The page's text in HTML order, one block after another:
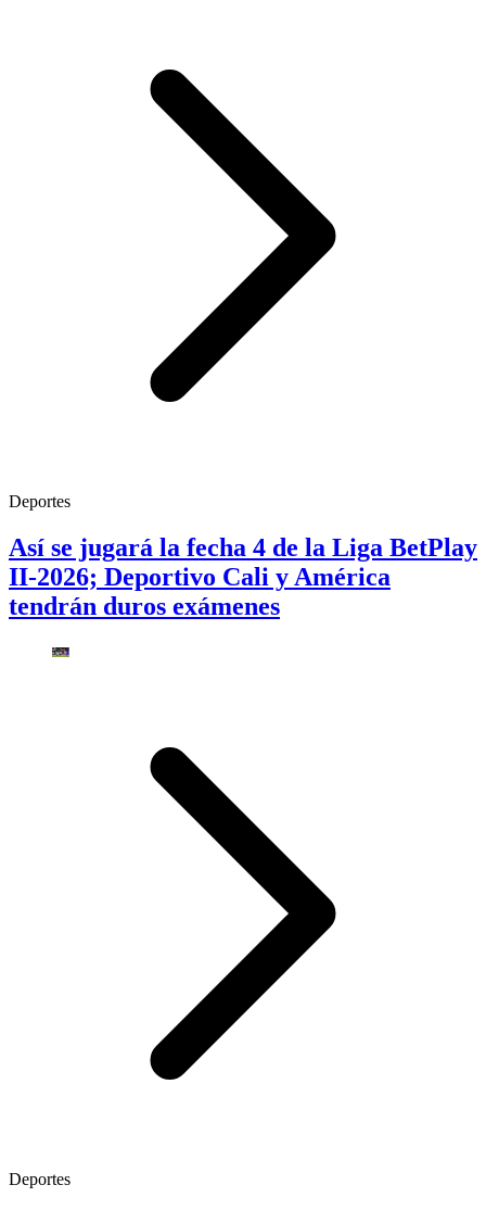
Deportes
Así se jugará la fecha 4 de la Liga BetPlay
II-2026; Deportivo Cali y América
tendrán duros exámenes
Deportes